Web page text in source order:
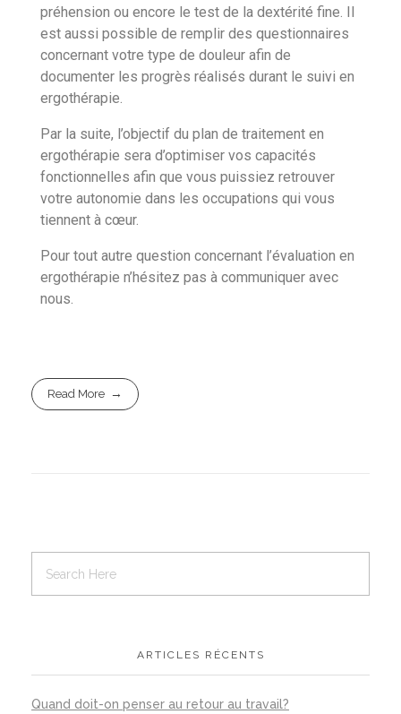
préhension ou encore le test de la dextérité fine. Il
est aussi possible de remplir des questionnaires
concernant votre type de douleur afin de
documenter les progrès réalisés durant le suivi en
ergothérapie.
Par la suite, l’objectif du plan de traitement en
ergothérapie sera d’optimiser vos capacités
fonctionnelles afin que vous puissiez retrouver
votre autonomie dans les occupations qui vous
tiennent à cœur.
Pour tout autre question concernant l’évaluation en
ergothérapie n’hésitez pas à communiquer avec
nous.
Read More
ARTICLES RÉCENTS
Quand doit-on penser au retour au travail?